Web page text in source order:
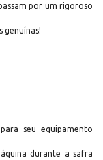
por um rigoroso
genuínas!
seu equipamento
durante a safra